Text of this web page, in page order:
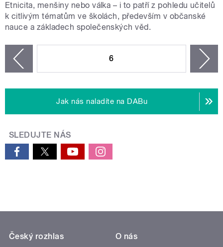
Etnicita, menšiny nebo válka – i to patří z pohledu učitelů
k citlivým tématům ve školách, především v občanské
nauce a základech společenských věd.
6
Jak nás naladíte na DABu
SLEDUJTE NÁS
Český rozhlas
O nás